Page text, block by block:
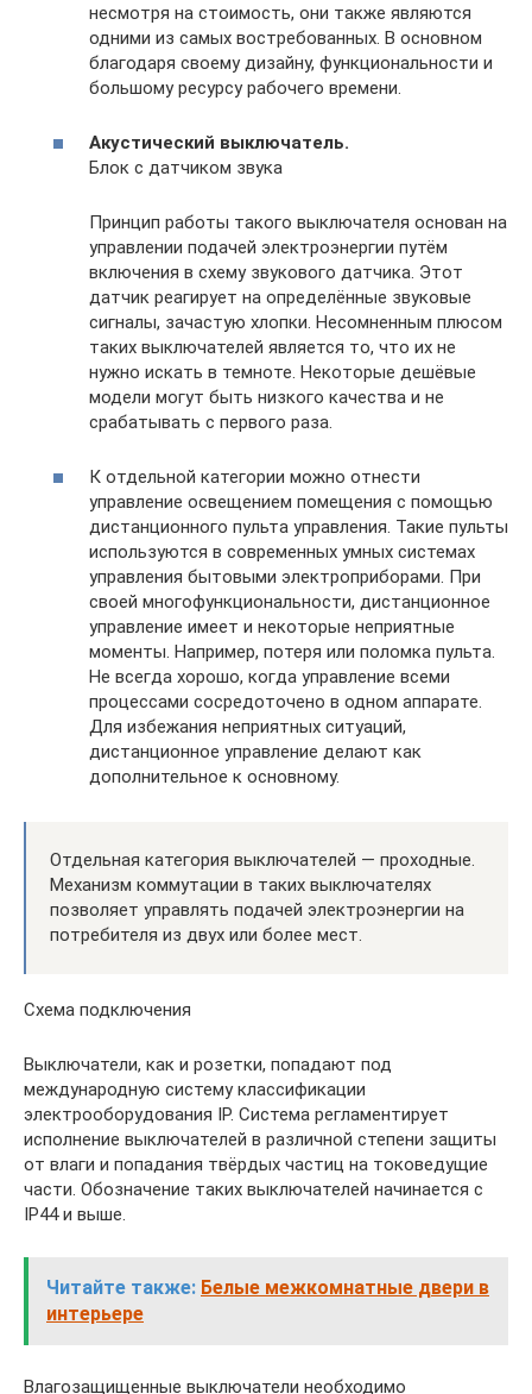
несмотря на стоимость, они также являются
одними из самых востребованных. В основном
благодаря своему дизайну, функциональности и
большому ресурсу рабочего времени.
Акустический выключатель.
Блок с датчиком звука
Принцип работы такого выключателя основан на
управлении подачей электроэнергии путём
включения в схему звукового датчика. Этот
датчик реагирует на определённые звуковые
сигналы, зачастую хлопки. Несомненным плюсом
таких выключателей является то, что их не
нужно искать в темноте. Некоторые дешёвые
модели могут быть низкого качества и не
срабатывать с первого раза.
К отдельной категории можно отнести
управление освещением помещения с помощью
дистанционного пульта управления. Такие пульты
используются в современных умных системах
управления бытовыми электроприборами. При
своей многофункциональности, дистанционное
управление имеет и некоторые неприятные
моменты. Например, потеря или поломка пульта.
Не всегда хорошо, когда управление всеми
процессами сосредоточено в одном аппарате.
Для избежания неприятных ситуаций,
дистанционное управление делают как
дополнительное к основному.
Отдельная категория выключателей — проходные.
Механизм коммутации в таких выключателях
позволяет управлять подачей электроэнергии на
потребителя из двух или более мест.
Схема подключения
Выключатели, как и розетки, попадают под
международную систему классификации
электрооборудования IP. Система регламентирует
исполнение выключателей в различной степени защиты
от влаги и попадания твёрдых частиц на токоведущие
части. Обозначение таких выключателей начинается с
IP44 и выше.
Читайте также: Белые межкомнатные двери в
интерьере
Влагозащищенные выключатели необходимо